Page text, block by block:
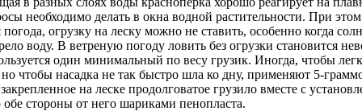
необходимо делать в окна водной растительности. При
погода, огрузку на леску можно не ставить, особенно когда
воду. В ветреную погоду ловить без огрузки становится
один минимальный по весу грузик. Иногда, чтобы
но чтобы насадка не так быстро шла ко дну, применяют 5-
на леске продолговатое грузило вместе с
стороны от него шариками пенопласта.